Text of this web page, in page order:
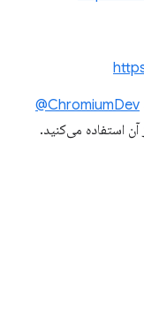
ChromiumDev@
استفاده می‌کنید.